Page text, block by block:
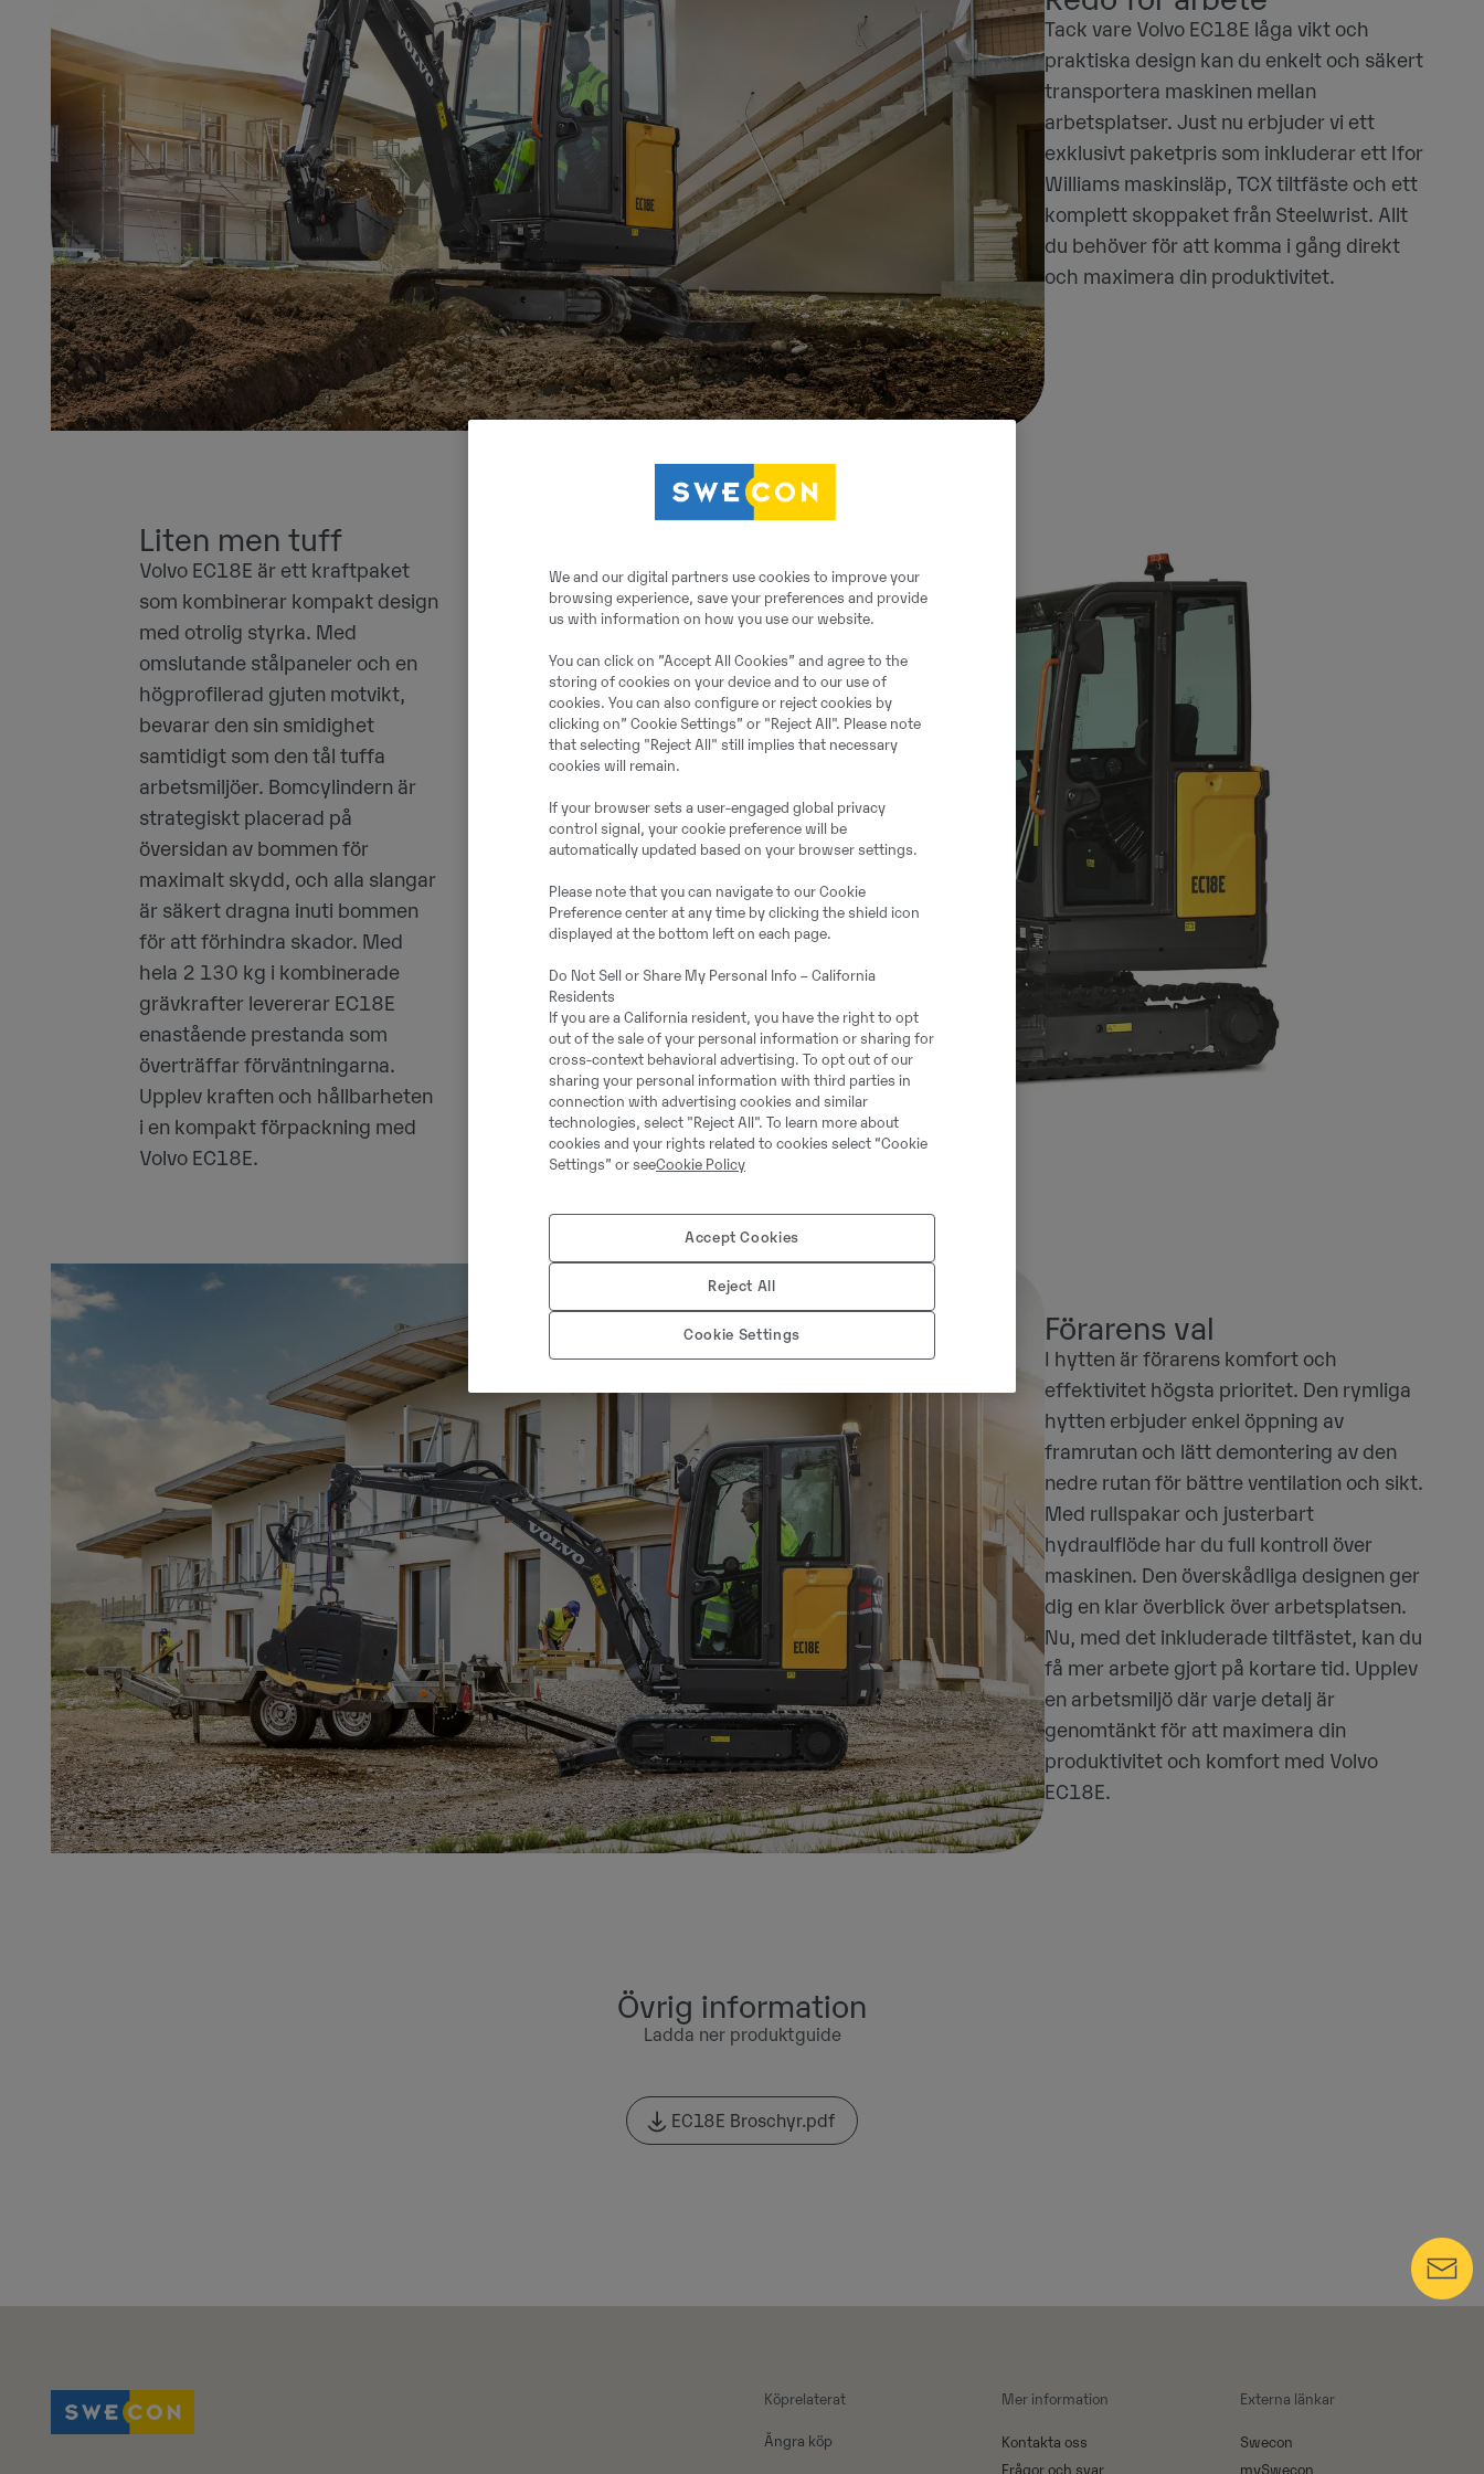
Tack vare Volvo EC18E låga vikt och
praktiska design kan du enkelt och säkert
transportera maskinen mellan
arbetsplatser. Just nu erbjuder vi ett
exklusivt paketpris som inkluderar ett Ifor
Williams maskinsläp, TCX tiltfäste och ett
komplett skoppaket från Steelwrist. Allt
du behöver för att komma i gång direkt
och maximera din produktivitet.
Liten men tuff
Volvo EC18E är ett kraftpaket
som kombinerar kompakt design
med otrolig styrka. Med
omslutande stålpaneler och en
högprofilerad gjuten motvikt,
bevarar den sin smidighet
samtidigt som den tål tuffa
arbetsmiljöer. Bomcylindern är
strategiskt placerad på
översidan av bommen för
maximalt skydd, och alla slangar
är säkert dragna inuti bommen
för att förhindra skador. Med
hela 2 130 kg i kombinerade
grävkrafter levererar EC18E
enastående prestanda som
överträffar förväntningarna.
Upplev kraften och hållbarheten
i en kompakt förpackning med
Volvo EC18E.
Förarens val
I hytten är förarens komfort och
effektivitet högsta prioritet. Den rymliga
hytten erbjuder enkel öppning av
framrutan och lätt demontering av den
nedre rutan för bättre ventilation och sikt.
Med rullspakar och justerbart
hydraulflöde har du full kontroll över
maskinen. Den överskådliga designen ger
dig en klar överblick över arbetsplatsen.
Nu, med det inkluderade tiltfästet, kan du
få mer arbete gjort på kortare tid. Upplev
en arbetsmiljö där varje detalj är
genomtänkt för att maximera din
produktivitet och komfort med Volvo
EC18E.
Övrig information
Ladda ner produktguide
EC18E Broschyr.pdf
Köprelaterat
Ångra köp
Mer information
Kontakta oss
Frågor och svar
Externa länkar
Swecon
mySwecon
We and our digital partners use cookies to improve your
browsing experience, save your preferences and provide
us with information on how you use our website.
You can click on ”Accept All Cookies” and agree to the
storing of cookies on your device and to our use of
cookies. You can also configure or reject cookies by
clicking on” Cookie Settings” or "Reject All". Please note
that selecting "Reject All" still implies that necessary
cookies will remain.
If your browser sets a user-engaged global privacy
control signal, your cookie preference will be
automatically updated based on your browser settings.
Please note that you can navigate to our Cookie
Preference center at any time by clicking the shield icon
displayed at the bottom left on each page.
Do Not Sell or Share My Personal Info – California
Residents
If you are a California resident, you have the right to opt
out of the sale of your personal information or sharing for
cross-context behavioral advertising. To opt out of our
sharing your personal information with third parties in
connection with advertising cookies and similar
technologies, select "Reject All". To learn more about
cookies and your rights related to cookies select “Cookie
Settings” or seeCookie Policy
Accept Cookies
Reject All
Cookie Settings